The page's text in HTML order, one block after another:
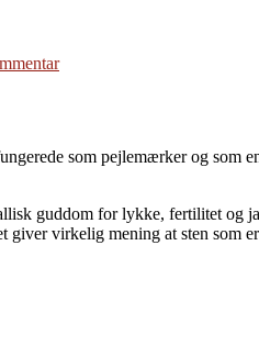
til
som pejlemærker og som
guddom for lykke, fertilitet og
virkelig mening at sten som